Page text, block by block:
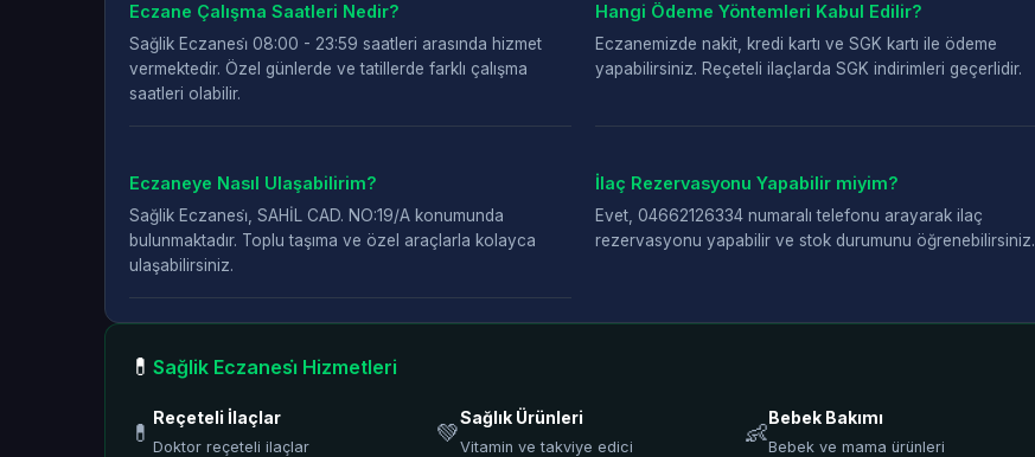
Eczane Çalışma Saatleri Nedir?
Sağlik Eczanesi̇ 08:00 - 23:59 saatleri arasında hizmet
vermektedir. Özel günlerde ve tatillerde farklı çalışma
saatleri olabilir.
Hangi Ödeme Yöntemleri Kabul Edilir?
Eczanemizde nakit, kredi kartı ve SGK kartı ile ödeme
yapabilirsiniz. Reçeteli ilaçlarda SGK indirimleri geçerlidir.
Eczaneye Nasıl Ulaşabilirim?
Sağlik Eczanesi̇, SAHİL CAD. NO:19/A konumunda
bulunmaktadır. Toplu taşıma ve özel araçlarla kolayca
ulaşabilirsiniz.
İlaç Rezervasyonu Yapabilir miyim?
Evet, 04662126334 numaralı telefonu arayarak ilaç
rezervasyonu yapabilir ve stok durumunu öğrenebilirsiniz.
💊 Sağlik Eczanesi̇ Hizmetleri
💊
Reçeteli İlaçlar
Doktor reçeteli ilaçlar 💚
Sağlık Ürünleri
Vitamin ve takviye edici 👶
Bebek Bakımı
Bebek ve mama ürünleri